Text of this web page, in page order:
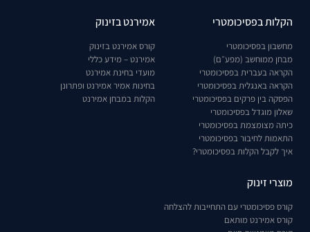
הקלות בפסיכומטרי
מחשבון בפסיכומטרי
מבחן ממוחשב (מפע״ם)
הקראה בעברית בפסיכומטרי
הקראה באנגלית בפסיכומטרי
הפסקה בין פרקים בפסיכומטרי
שאלון מוגדל בפסיכומטרי
כיתה מצומצמת בפסיכומטרי
התאמות לחיבור בפסיכומטרי
איך לקבל הקלות בפסיכומטרי?
אמירנט בזינוק
קורס אמירנט בזינוק
אמירנט – מידע כללי
מועדי בחינת אמירנט
בחינות אמיר אמירנט ופתרונן
הקלות במבחן אמירנט
מוצרי זינוק
קורס פסיכומטרי עם התחייבות להצלחה
קורס אמירנט מותאם